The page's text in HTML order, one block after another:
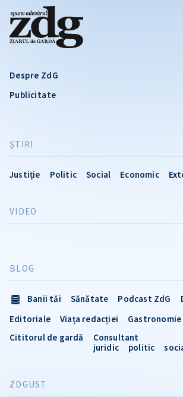
Despre ZdG
Publicitate
ŞTIRI
Justiție Politic Social Economic
VIDEO
BLOG
Banii tăi Sănătate Podcast ZdG
Editoriale
Viața redacției Gastronomie
Cititorul de gardă
Consultant
juridic
politic
ZDGUST